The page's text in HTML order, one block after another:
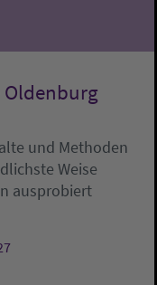
und Methoden
Weise
ausprobiert